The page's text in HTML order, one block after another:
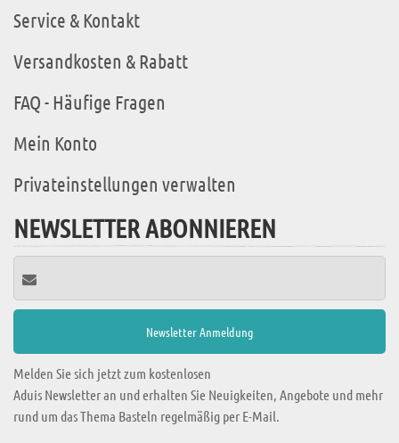
Service & Kontakt
Versandkosten & Rabatt
FAQ - Häufige Fragen
Mein Konto
Privateinstellungen verwalten
NEWSLETTER ABONNIEREN
Melden Sie sich jetzt zum kostenlosen
Aduis Newsletter an und erhalten Sie Neuigkeiten, Angebote und mehr
rund um das Thema Basteln regelmäßig per E-Mail.